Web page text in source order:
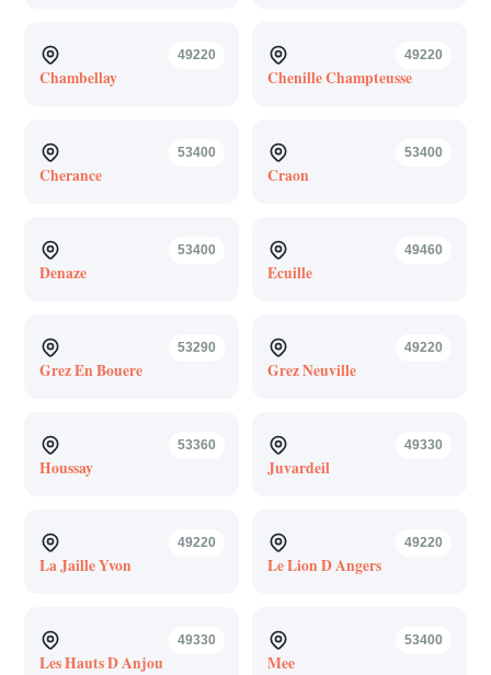
49220
Chambellay
49220
Chenille Champteusse
53400
Cherance
53400
Craon
53400
Denaze
49460
Ecuille
53290
Grez En Bouere
49220
Grez Neuville
53360
Houssay
49330
Juvardeil
49220
La Jaille Yvon
49220
Le Lion D Angers
49330
Les Hauts D Anjou
53400
Mee